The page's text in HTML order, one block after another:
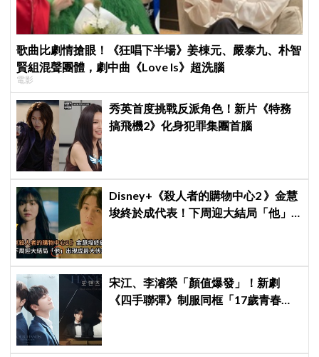
歌曲比劇情搶眼！《狂唱下半場》姜棟元、嚴泰九、朴智
賢組混聲團體，劇中曲《Love Is》超洗腦
電影
秀英首度挑戰反派角色！新片《特務
搞飛機2》化身犯罪集團首腦
Disney+《殺人者的購物中心2 》金慧
埈終於成代表！下周迎大結局「他」
宋江、李濬榮「顏值爆發」！新劇
《四手聯彈》制服同框「17歲青春神